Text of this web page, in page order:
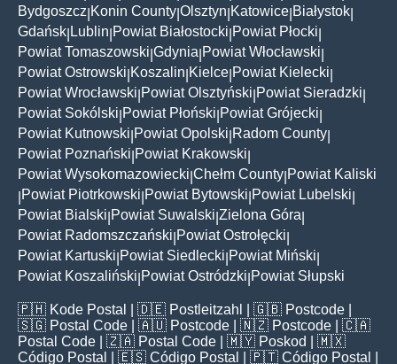
Bydgoszcz Konin County Olsztyn Katowice Białystok
Gdańsk Lublin Powiat Białostocki Powiat Płocki
Powiat Tomaszowski Gdynia Powiat Włocławski
Powiat Ostrowski Koszalin Kielce Powiat Kielecki
Powiat Wrocławski Powiat Olsztyński Powiat Sieradzki
Powiat Sokólski Powiat Płoński Powiat Grójecki
Powiat Kutnowski Powiat Opolski Radom County
Powiat Poznański Powiat Krakowski
Powiat Wysokomazowiecki Chełm County Powiat Kaliski
Powiat Piotrkowski Powiat Bytowski Powiat Lubelski
Powiat Bialski Powiat Suwalski Zielona Góra
Powiat Radomszczański Powiat Ostrołęcki
Powiat Kartuski Powiat Siedlecki Powiat Miński
Powiat Koszaliński Powiat Ostródzki Powiat Słupski
🇵🇭 Kode Postal | 🇩🇪 Postleitzahl | 🇬🇧 Postcode
🇸🇬 Postal Code | 🇦🇺 Postcode | 🇳🇿 Postcode | 🇨🇦
Postal Code | 🇿🇦 Postal Code | 🇲🇾 Poskod
| 🇲🇽
Código Postal
| 🇪🇸 Código Postal | 🇵🇹 Código Postal